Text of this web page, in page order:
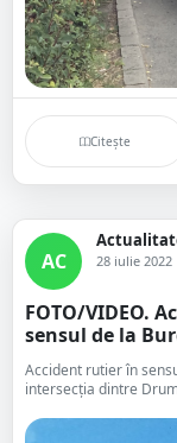
Citește
AC 28 iulie 2022
FOTO/VIDEO.
sensul de la
Accident rutier în
intersecția dintre